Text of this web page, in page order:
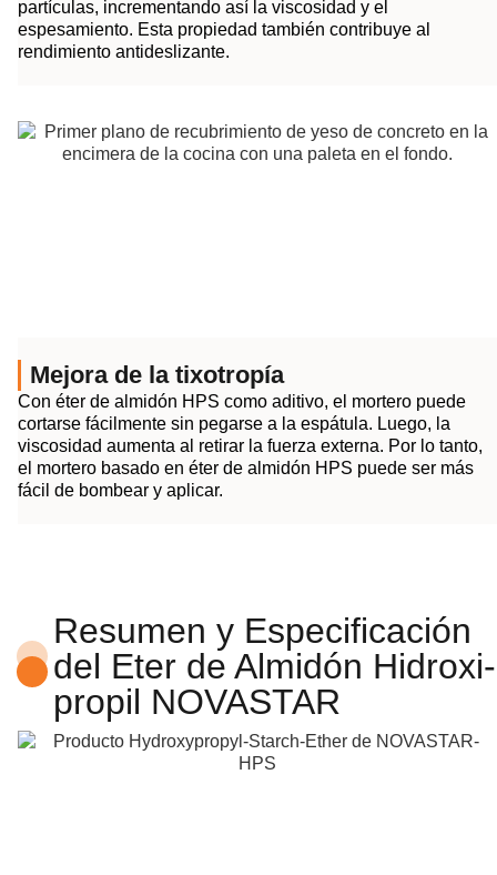
partículas, incrementando así la viscosidad y el
espesamiento. Esta propiedad también contribuye al
rendimiento antideslizante.
Mejora de la tixotropía
Con éter de almidón HPS como aditivo, el mortero puede
cortarse fácilmente sin pegarse a la espátula. Luego, la
viscosidad aumenta al retirar la fuerza externa. Por lo tanto,
el mortero basado en éter de almidón HPS puede ser más
fácil de bombear y aplicar.
Resumen y Especificación
del Eter de Almidón Hidroxi-
propil NOVASTAR